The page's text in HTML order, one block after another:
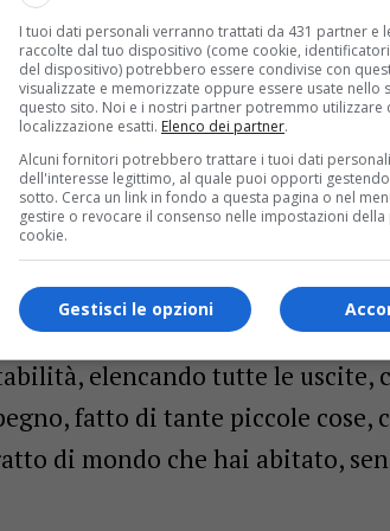
Papà Oreste, era un
bancarelle dei bouquinistes,
Comitato di Parigi e a L’Art et
ti portava spesso
della città e ad ascoltare
eri così piccolo, ma
fra le mani quel quadernino
morta di Spagnola nel
elencando tutte le uscite,
fatto di tante piccole cose,
di mondo che hai abitato,
I tuoi dati personali verranno trattati da 431 partner e
raccolte dal tuo dispositivo (come cookie,
del dispositivo) potrebbero essere condivise con
visualizzate e memorizzate oppure essere usate nello
questo sito. Noi e i nostri partner potremmo utilizzare
localizzazione esatti. Elenco dei partner.
Alcuni fornitori potrebbero trattare i tuoi dati
dell'interesse legittimo, al quale puoi opporti
sotto. Cerca un link in fondo a questa pagina o nel
gestire o revocare il consenso nelle impostazioni della
cookie.
Gestisci le opzioni